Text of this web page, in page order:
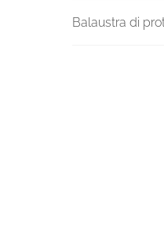
Balaustra di